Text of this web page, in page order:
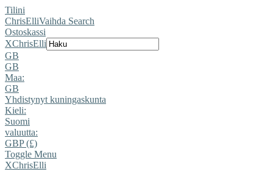
Tilini
ChrisElliVaihda Search
Ostoskassi
XChrisElli
GB
GB
Maa:
GB
Yhdistynyt kuningaskunta
Kieli:
Suomi
valuutta:
GBP (£)
Toggle Menu
XChrisElli